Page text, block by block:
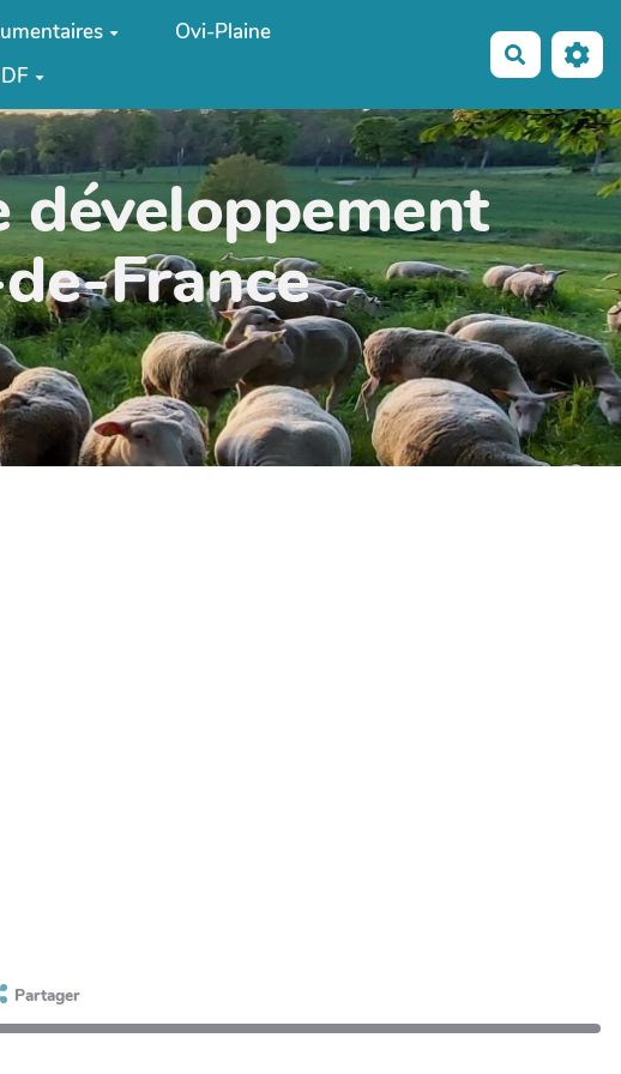
Ovi-Plaine
développement
France
Partager